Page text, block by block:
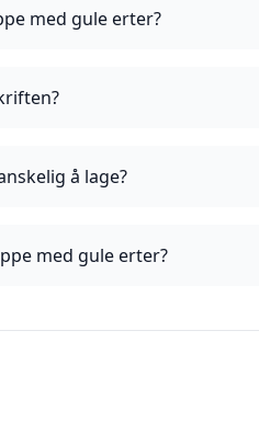
med gule erter?
å lage?
med gule erter?